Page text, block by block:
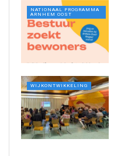
NATIONAAL PROGRAMMA
ARNHEM OOST
WIJKONTWIKKELING